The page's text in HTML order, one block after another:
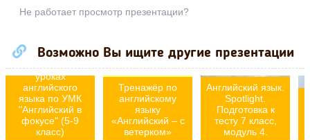
Не работает просмотр презентации?
Возможно Вы ищите другие презентации
Презентация по
функциональной
грамотности
школьников на
уроках
английского
языка по УМК
"Английский в
фокусе" (5-9
класс)
Тренажёр по
английскому
языку
«Английский – с
ветерком»
Английский язык.
Spotlight.
Подготовка к
тесту 7 класс,
модуль 4.